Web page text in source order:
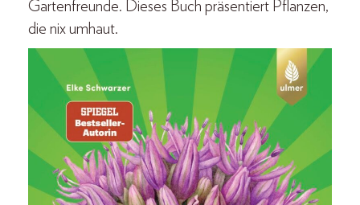
Gartenfreunde. Dieses Buch präsentiert Pflanzen,
die nix umhaut.